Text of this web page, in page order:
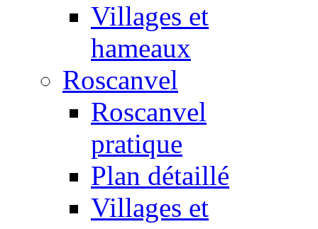
Villages et
hameaux
Roscanvel
Roscanvel
pratique
Plan détaillé
Villages et